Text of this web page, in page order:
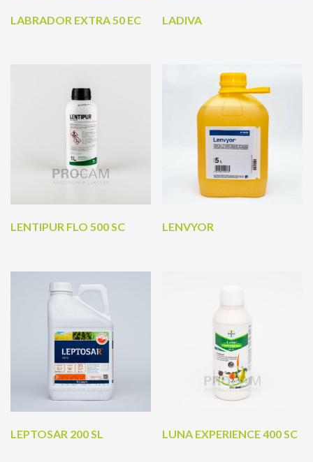
LABRADOR EXTRA 50 EC LADIVA
LENTIPUR FLO 500 SC LENVYOR
LEPTOSAR 200 SL LUNA EXPERIENCE 400 SC